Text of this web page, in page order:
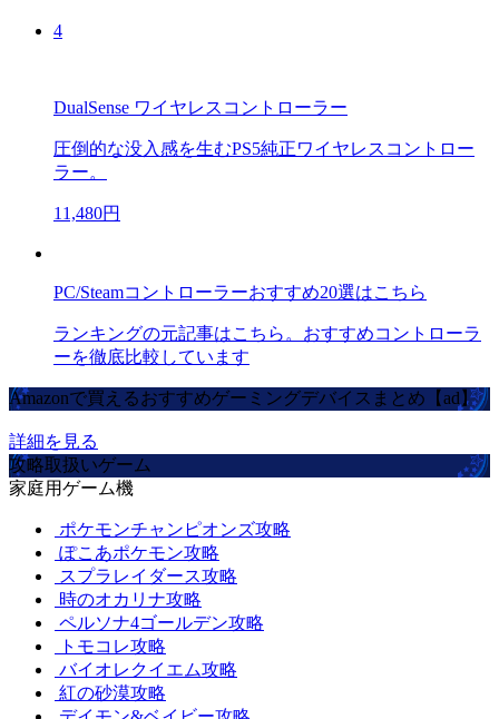
4
DualSense ワイヤレスコントローラー
圧倒的な没入感を生むPS5純正ワイヤレスコントロー
ラー。
11,480円
PC/Steamコントローラーおすすめ20選はこちら
ランキングの元記事はこちら。おすすめコントローラ
ーを徹底比較しています
Amazonで買えるおすすめゲーミングデバイスまとめ【ad】
詳細を見る
攻略取扱いゲーム
家庭用ゲーム機
ポケモンチャンピオンズ攻略
ぽこあポケモン攻略
スプラレイダース攻略
時のオカリナ攻略
ペルソナ4ゴールデン攻略
トモコレ攻略
バイオレクイエム攻略
紅の砂漠攻略